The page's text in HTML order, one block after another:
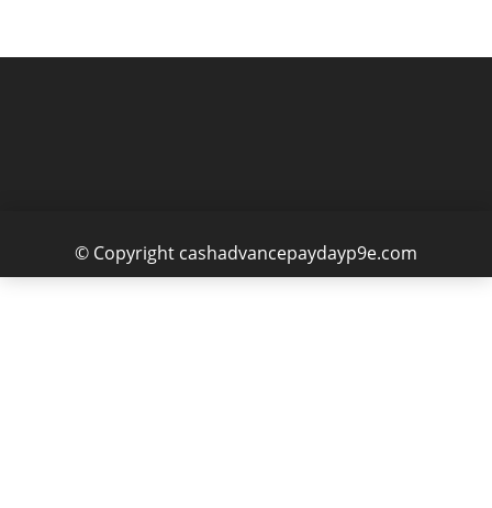
© Copyright cashadvancepaydayp9e.com